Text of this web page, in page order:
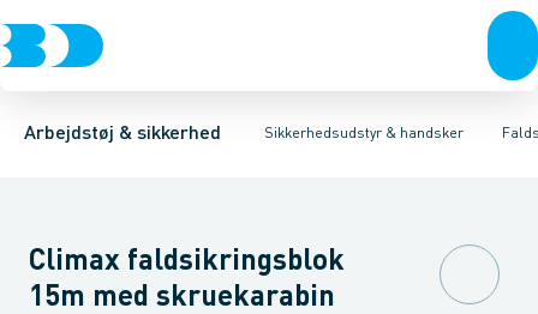
Arbejdstøj & sikkerhed Sikkerhedsudstyr & handsker
Trøjer & t-shirtsBukser Overtøj & huerUndertøj & sokker Sko
Hovedværn ØjenværnHøreværnÅndedrætsværnFørstehjælps
Faldsikrings sætSelerReb & LinerForankringerBrøndudstyr
Climax faldsikringsblok
15m med skruekarabin